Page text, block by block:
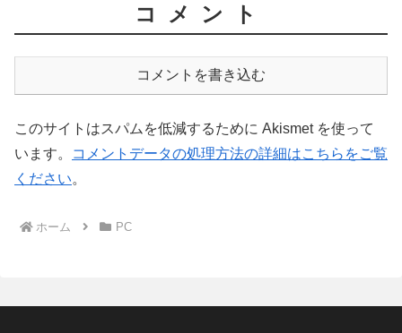
コメント
コメントを書き込む
このサイトはスパムを低減するために Akismet を使って
います。
コメントデータの処理方法の詳細はこちらをご覧
ください。
ホーム PC